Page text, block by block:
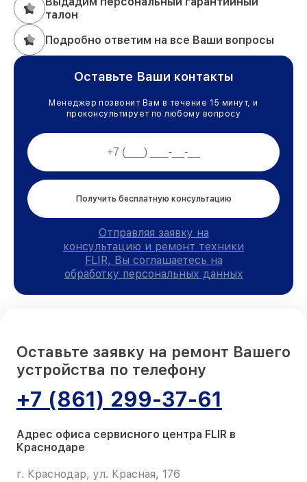
талон
Подробно ответим на все Ваши вопросы
Оставьте Ваши контакты
Менеджер позвонит Вам в течение 15 минут, и
проконсультирует по любому вопросу
Получить бесплатную консультацию
Отправляя заявку на
консультацию и ремонт техники
FLIR, Вы соглашаетесь на
обработку персональных данных
Оставьте заявку на ремонт Вашего
устройства по телефону
+7 (861) 299-37-61
Адрес офиса сервисного центра FLIR в
Краснодаре
г. Краснодар, ул. Красная, 176